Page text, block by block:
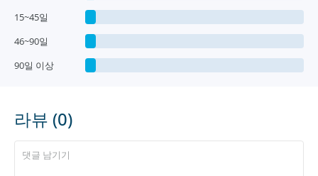
15~45일
46~90일
90일 이상
라뷰 (0)